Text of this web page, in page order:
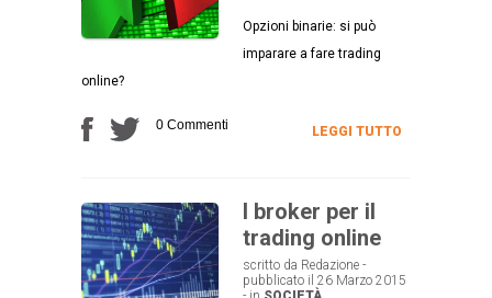
Opzioni binarie: si può
imparare a fare trading
online?
0 Commenti LEGGI TUTTO
I broker per il
trading online
scritto da Redazione -
pubblicato il 26 Marzo 2015